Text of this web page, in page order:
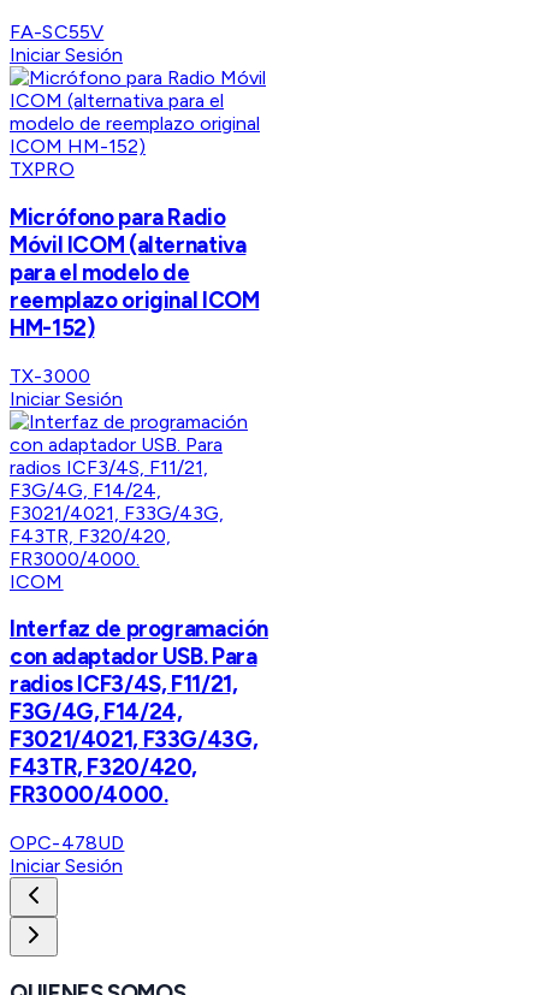
FA-SC55V
Iniciar Sesión
TXPRO
Micrófono para Radio
Móvil ICOM (alternativa
para el modelo de
reemplazo original ICOM
HM-152)
TX-3000
Iniciar Sesión
ICOM
Interfaz de programación
con adaptador USB. Para
radios ICF3/4S, F11/21,
F3G/4G, F14/24,
F3021/4021, F33G/43G,
F43TR, F320/420,
FR3000/4000.
OPC-478UD
Iniciar Sesión